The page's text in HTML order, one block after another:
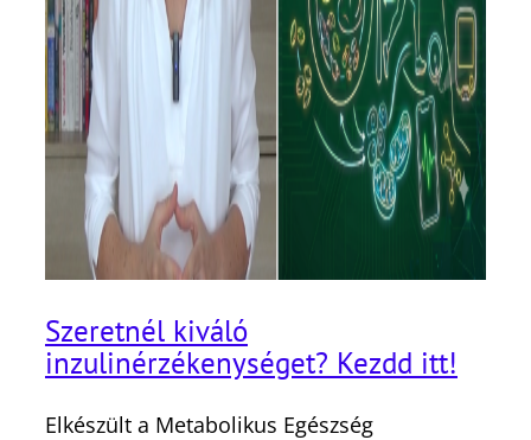
Szeretnél kiváló
inzulinérzékenységet? Kezdd itt!
Elkészült a Metabolikus Egészség